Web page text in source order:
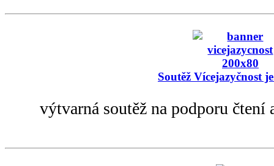
Soutěž Vícejazyčnost
výtvarná soutěž na podporu čtení